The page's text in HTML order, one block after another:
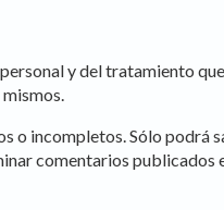
y del tratamiento
o incompletos. Sólo podrá
comentarios publicados